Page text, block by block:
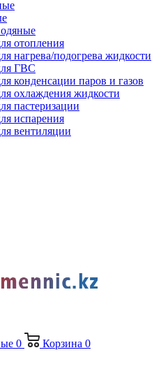
отопления
нагрева/подогрева жидкости
ГВС
конденсации паров и газов
охлаждения жидкости
пастеризации
испарения
вентиляции
0 Корзина 0